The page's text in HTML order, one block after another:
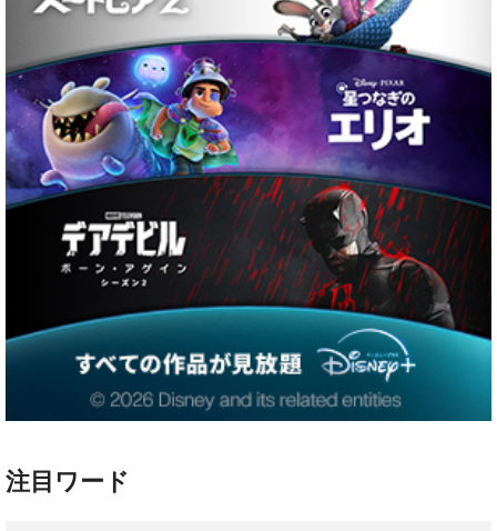
注目ワード
ハリー・ポッター